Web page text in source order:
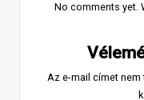
No comments yet.
Az e-mail címet